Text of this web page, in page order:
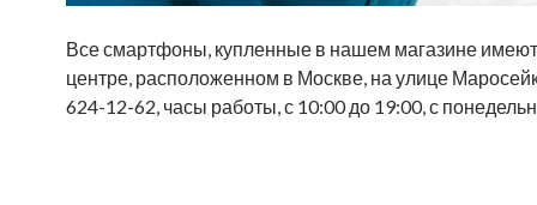
Все смартфоны, купленные в нашем магазине
центре, расположенном в Москве, на улице
624-12-62, часы работы, с 10:00 до 19:00, с